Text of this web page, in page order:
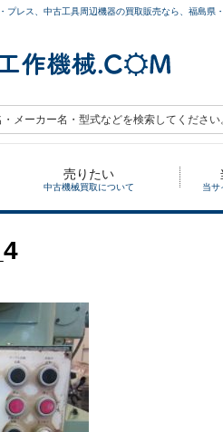
プレス、中古工具周辺機器の買取販売なら、福島
売りたい
中古機械買取について 当サ